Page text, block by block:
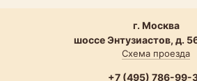
г. Москва
шоссе Энтузиастов, д.
Схема проезда
+7 (495) 786-99-